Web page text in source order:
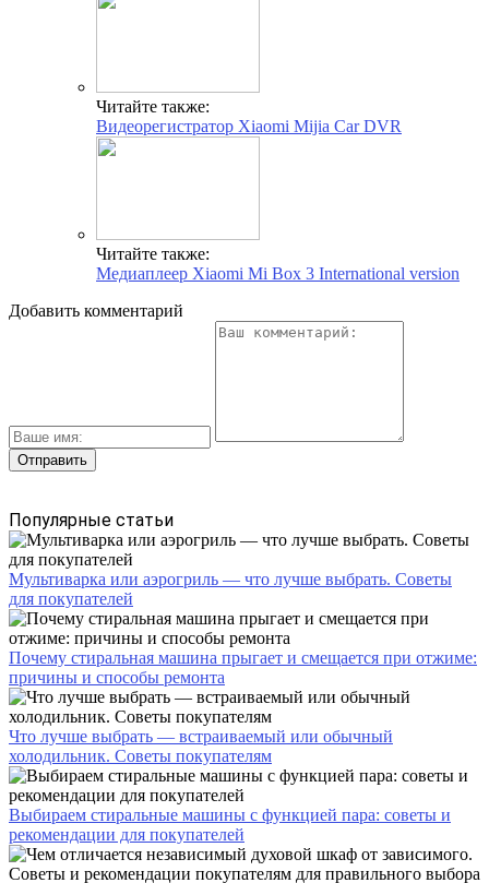
Читайте также:
Видеорегистратор Xiaomi Mijia Car DVR
Читайте также:
Медиаплеер Xiaomi Mi Box 3 International version
Добавить комментарий
Популярные статьи
Мультиварка или аэрогриль — что лучше выбрать. Советы
для покупателей
Почему стиральная машина прыгает и смещается при отжиме:
причины и способы ремонта
Что лучше выбрать — встраиваемый или обычный
холодильник. Советы покупателям
Выбираем стиральные машины с функцией пара: советы и
рекомендации для покупателей